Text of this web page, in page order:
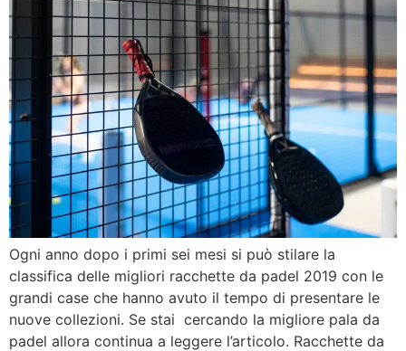
Ogni anno dopo i primi sei mesi si può stilare la
classifica delle migliori racchette da padel 2019 con le
grandi case che hanno avuto il tempo di presentare le
nuove collezioni. Se stai cercando la migliore pala da
padel allora continua a leggere l’articolo. Racchette da